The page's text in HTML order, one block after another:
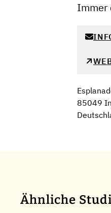
Immer
85049
Ähnliche